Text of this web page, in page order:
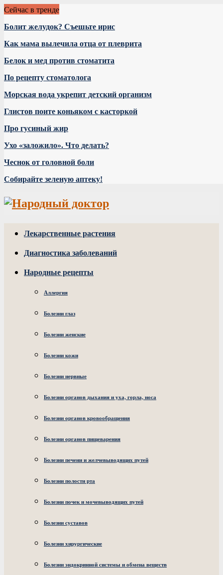
Сейчас в тренде
Болит желудок? Съешьте ирис
Как мама вылечила отца от плеврита
Белок и мед против стоматита
По рецепту стоматолога
Морская вода укрепит детский организм
Глистов поите коньяком с касторкой
Про гусиный жир
Ухо «заложило». Что делать?
Чеснок от головной боли
Собирайте зеленую аптеку!
Лекарственные растения
Диагностика заболеваний
Народные рецепты
Аллергия
Болезни глаз
Болезни женские
Болезни кожи
Болезни нервные
Болезни органов дыхания и уха, горла, носа
Болезни органов кровообращения
Болезни органов пищеварения
Болезни печени и желчевыводящих путей
Болезни полости рта
Болезни почек и мочевыводящих путей
Болезни суставов
Болезни хирургические
Болезни эндокринной системы и обмена веществ